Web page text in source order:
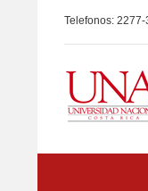
Telefonos: